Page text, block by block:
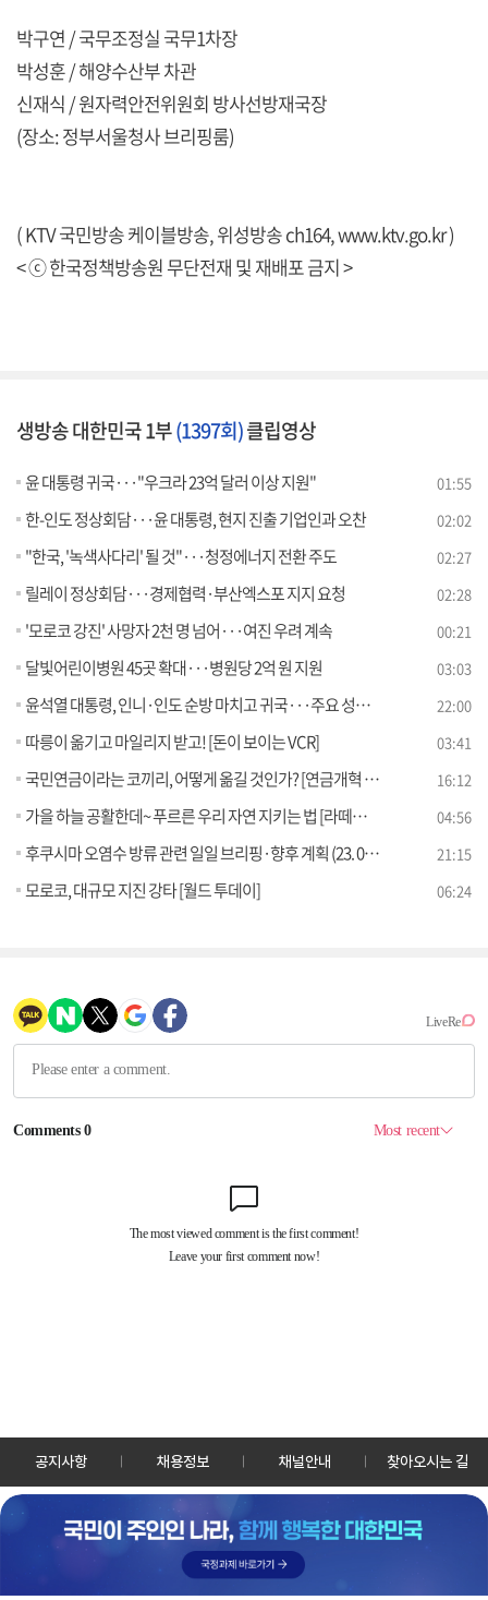
박구연 / 국무조정실 국무1차장
박성훈 / 해양수산부 차관
신재식 / 원자력안전위원회 방사선방재국장
(장소: 정부서울청사 브리핑룸)
( KTV 국민방송 케이블방송, 위성방송 ch164,www.ktv.go.kr)
< ⓒ 한국정책방송원 무단전재 및 재배포 금지 >
생방송 대한민국 1부(1397회)클립영상
윤 대통령 귀국···"우크라 23억 달러 이상 지원" 01:55
한-인도 정상회담···윤 대통령, 현지 진출 기업인과 오찬 02:02
"한국, '녹색사다리' 될 것"···청정에너지 전환 주도 02:27
릴레이 정상회담···경제협력·부산엑스포 지지 요청 02:28
'모로코 강진' 사망자 2천 명 넘어···여진 우려 계속 00:21
달빛어린이병원 45곳 확대···병원당 2억 원 지원 03:03
윤석열 대통령, 인니·인도 순방 마치고 귀국···주요 성과는? 22:00
따릉이 옮기고 마일리지 받고! [돈이 보이는 VCR] 03:41
국민연금이라는 코끼리, 어떻게 옮길 것인가? [연금개혁 A to Z] 16:12
가을 하늘 공활한데~ 푸르른 우리 자연 지키는 법 [라떼는 뉴우스] 04:56
후쿠시마 오염수 방류 관련 일일 브리핑·향후 계획 (23. 09. 11. 11시) 21:15
모로코, 대규모 지진 강타 [월드 투데이] 06:24
공지사항 채용정보 채널안내 찾아오시는 길
30128 세종특별자치시 정부2청사로 13 한국정책방송원 KTV
TEL: 044-204-8000
Copyrightⓒ KTV 국민방송 All Rights Reserved.